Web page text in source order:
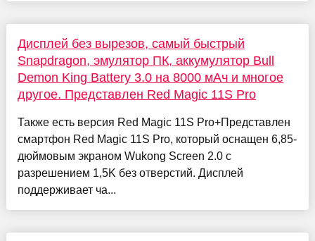
Дисплей без вырезов, самый быстрый
Snapdragon, эмулятор ПК, аккумулятор Bull
Demon King Battery 3.0 на 8000 мАч и многое
другое. Представлен Red Magic 11S Pro
Также есть версия Red Magic 11S Pro+Представлен
смартфон Red Magic 11S Pro, который оснащен 6,85-
дюймовым экраном Wukong Screen 2.0 с
разрешением 1,5K без отверстий. Дисплей
поддерживает ча...